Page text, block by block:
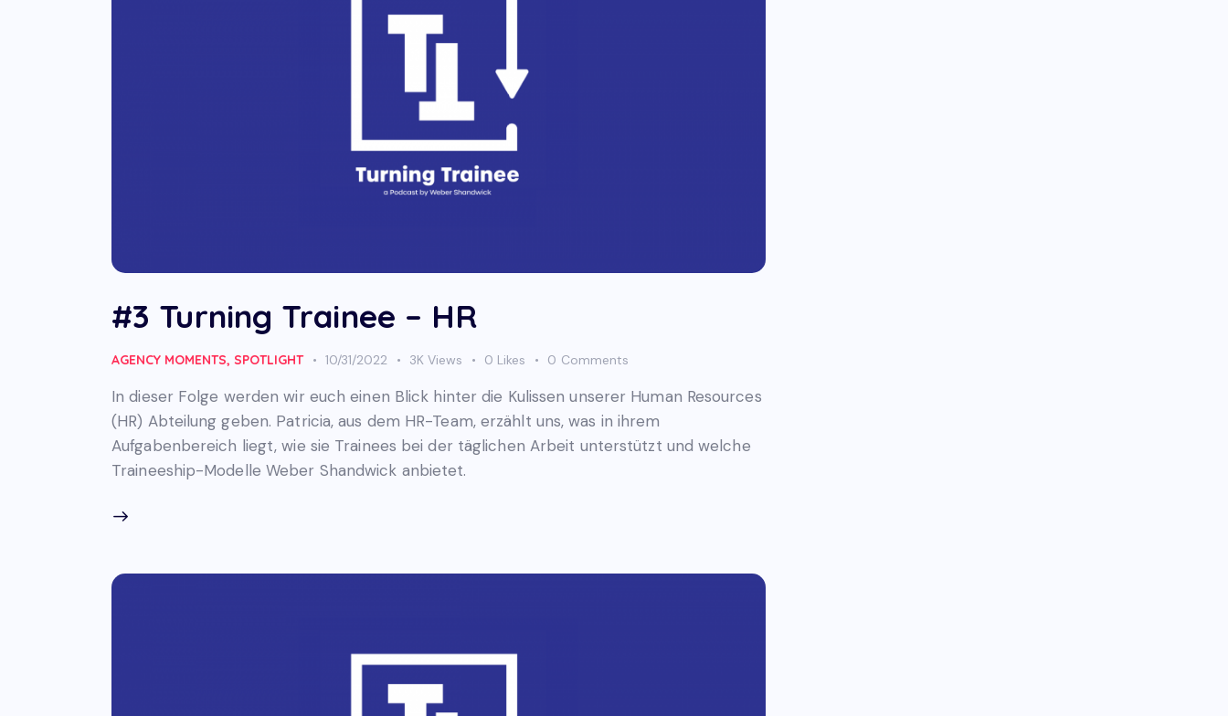
#3 Turning Trainee – HR
AGENCY MOMENTS, SPOTLIGHT 10/31/2022 3K Views 0 Likes 0 Comments
In dieser Folge werden wir euch einen Blick hinter die Kulissen unserer Human Resources
(HR) Abteilung geben. Patricia, aus dem HR-Team, erzählt uns, was in ihrem
Aufgabenbereich liegt, wie sie Trainees bei der täglichen Arbeit unterstützt und welche
Traineeship-Modelle Weber Shandwick anbietet.